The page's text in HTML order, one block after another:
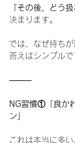
「その後、どう扱
決まります。
では、なぜ持ちが
答えはシンプルで
⸻
NG習慣①「良か
ン」
これは本当に多い